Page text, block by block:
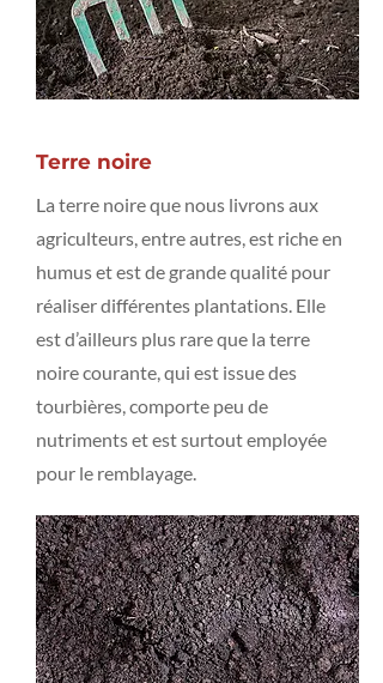
Terre noire
La terre noire que nous livrons aux
agriculteurs, entre autres, est riche en
humus et est de grande qualité pour
réaliser différentes plantations. Elle
est d’ailleurs plus rare que la terre
noire courante, qui est issue des
tourbières, comporte peu de
nutriments et est surtout employée
pour le remblayage.